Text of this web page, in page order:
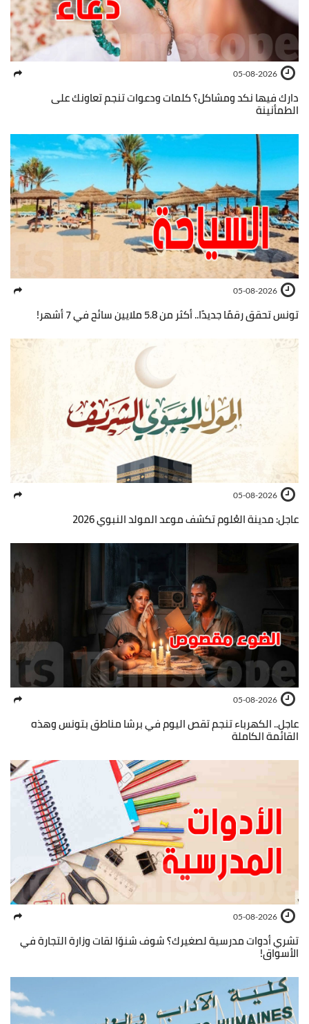
05-08-2026
دارك فيها نكد ومشاكل؟ كلمات ودعوات تنجم تعاونك على
الطمأنينة
05-08-2026
تونس تحقق رقمًا جديدًا.. أكثر من 5.8 ملايين سائح في 7 أشهر!
05-08-2026
عاجل: مدينة العُلوم تكشف موعد المولد النبوي 2026
05-08-2026
عاجل.. الكهرباء تنجم تقص اليوم في برشا مناطق بتونس وهذه
القائمة الكاملة
05-08-2026
تشري أدوات مدرسية لصغيرك؟ شوف شنوّا لقات وزارة التجارة في
الأسواق!